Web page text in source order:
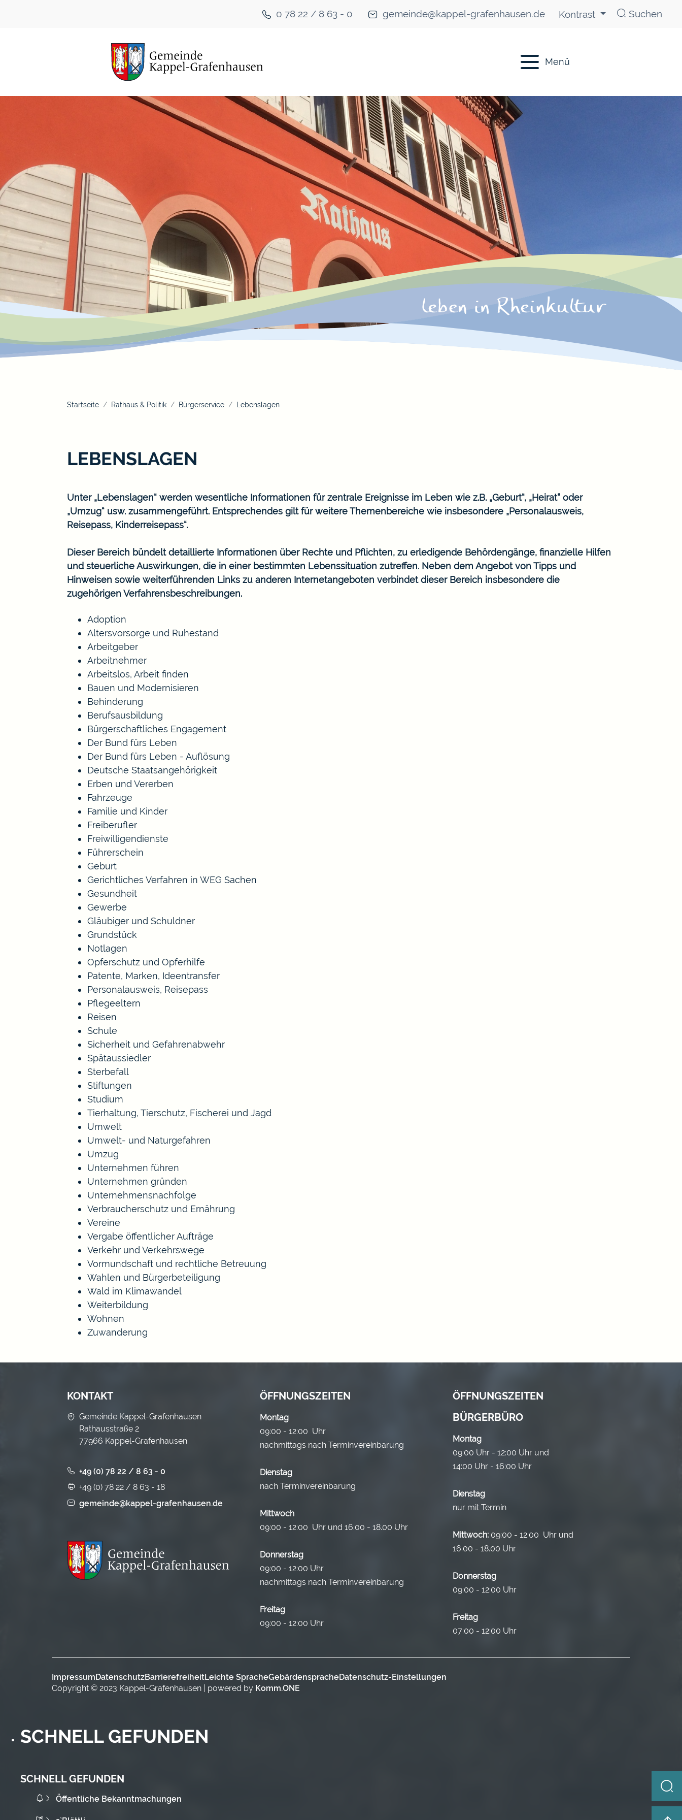
0 78 22 / 8 63 - 0 gemeinde@kappel-grafenhausen.de Kontrast Suchen
Menü
Startseite Rathaus & Politik Bürgerservice Lebenslagen
LEBENSLAGEN
Unter „Lebenslagen“ werden wesentliche Informationen für zentrale Ereignisse im Leben wie z.B. „Geburt“, „Heirat“ oder
„Umzug“ usw. zusammengeführt. Entsprechendes gilt für weitere Themenbereiche wie insbesondere „Personalausweis,
Reisepass, Kinderreisepass“.
Dieser Bereich bündelt detaillierte Informationen über Rechte und Pflichten, zu erledigende Behördengänge, finanzielle Hilfen
und steuerliche Auswirkungen, die in einer bestimmten Lebenssituation zutreffen. Neben dem Angebot von Tipps und
Hinweisen sowie weiterführenden Links zu anderen Internetangeboten verbindet dieser Bereich insbesondere die
zugehörigen Verfahrensbeschreibungen.
Adoption
Altersvorsorge und Ruhestand
Arbeitgeber
Arbeitnehmer
Arbeitslos, Arbeit finden
Bauen und Modernisieren
Behinderung
Berufsausbildung
Bürgerschaftliches Engagement
Der Bund fürs Leben
Der Bund fürs Leben - Auflösung
Deutsche Staatsangehörigkeit
Erben und Vererben
Fahrzeuge
Familie und Kinder
Freiberufler
Freiwilligendienste
Führerschein
Geburt
Gerichtliches Verfahren in WEG Sachen
Gesundheit
Gewerbe
Gläubiger und Schuldner
Grundstück
Notlagen
Opferschutz und Opferhilfe
Patente, Marken, Ideentransfer
Personalausweis, Reisepass
Pflegeeltern
Reisen
Schule
Sicherheit und Gefahrenabwehr
Spätaussiedler
Sterbefall
Stiftungen
Studium
Tierhaltung, Tierschutz, Fischerei und Jagd
Umwelt
Umwelt- und Naturgefahren
Umzug
Unternehmen führen
Unternehmen gründen
Unternehmensnachfolge
Verbraucherschutz und Ernährung
Vereine
Vergabe öffentlicher Aufträge
Verkehr und Verkehrswege
Vormundschaft und rechtliche Betreuung
Wahlen und Bürgerbeteiligung
Wald im Klimawandel
Weiterbildung
Wohnen
Zuwanderung
KONTAKT
Gemeinde Kappel-Grafenhausen
Rathausstraße 2
77966 Kappel-Grafenhausen
+49 (0) 78 22 / 8 63 - 0
+49 (0) 78 22 / 8 63 - 18
gemeinde@kappel-grafenhausen.de
ÖFFNUNGSZEITEN
Montag
09:00 - 12:00 Uhr
nachmittags nach Terminvereinbarung
Dienstag
nach Terminvereinbarung
Mittwoch
09:00 - 12:00 Uhr und 16.00 - 18.00 Uhr
Donnerstag
09:00 - 12:00 Uhr
nachmittags nach Terminvereinbarung
Freitag
09:00 - 12:00 Uhr
ÖFFNUNGSZEITEN
BÜRGERBÜRO
Montag
09:00 Uhr - 12:00 Uhr und
14:00 Uhr - 16:00 Uhr
Dienstag
nur mit Termin
Mittwoch: 09:00 - 12:00 Uhr und
16.00 - 18.00 Uhr
Donnerstag
09:00 - 12:00 Uhr
Freitag
07:00 - 12:00 Uhr
ImpressumDatenschutzBarrierefreiheitLeichte SpracheGebärdenspracheDatenschutz-Einstellungen
Copyright © 2023 Kappel-Grafenhausen | powered by Komm.ONE
SCHNELL GEFUNDEN
SCHNELL GEFUNDEN
Öffentliche Bekanntmachungen